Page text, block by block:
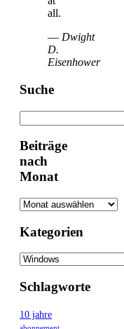
all.
— Dwight
D.
Eisenhower
Suche
Beiträge
nach
Monat
Kategorien
Schlagworte
10 jahre